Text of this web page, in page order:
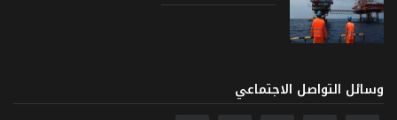
وسائل التواصل الاجتماعي